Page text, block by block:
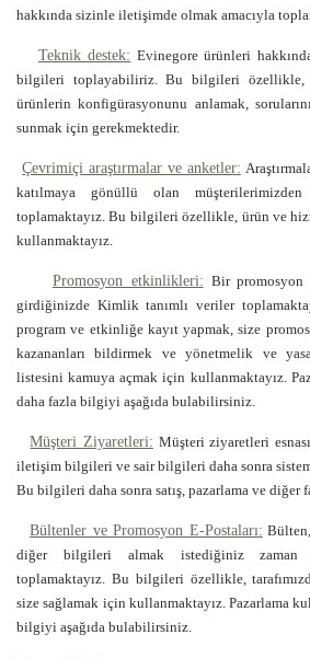
hakkında sizinle iletişimde olmak amacıyla
Teknik destek: Evinegore ürünleri
bilgileri toplayabiliriz. Bu bilgileri özellikle,
ürünlerin konfigürasyonunu anlamak,
sunmak için gerekmektedir.
Çevrimiçi araştırmalar ve anketler:
katılmaya gönüllü olan
toplamaktayız. Bu bilgileri özellikle, ürün ve
kullanmaktayız.
Promosyon etkinlikleri: Bir promosyon
girdiğinizde Kimlik tanımlı veriler
program ve etkinliğe kayıt yapmak, size
kazananları bildirmek ve yönetmelik ve
listesini kamuya açmak için kullanmaktayız.
daha fazla bilgiyi aşağıda bulabilirsiniz.
Müşteri Ziyaretleri: Müşteri ziyaretleri
iletişim bilgileri ve sair bilgileri daha sonra
Bu bilgileri daha sonra satış, pazarlama ve diğer
Bültenler ve Promosyon E-Postaları:
diğer bilgileri almak istediğiniz zaman
toplamaktayız. Bu bilgileri özellikle,
size sağlamak için kullanmaktayız. Pazarlama
bilgiyi aşağıda bulabilirsiniz.